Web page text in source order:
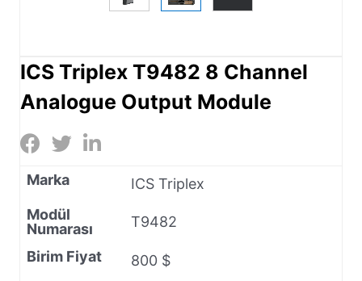
ICS Triplex T9482 8 Channel
Analogue Output Module
Marka
ICS Triplex
Modül
Numarası
T9482
Birim Fiyat
800 $